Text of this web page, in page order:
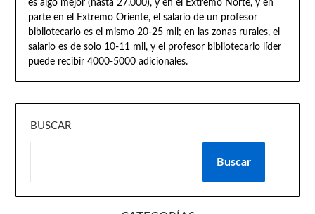
es algo mejor (hasta 27.000), y en el Extremo Norte, y en
parte en el Extremo Oriente, el salario de un profesor
bibliotecario es el mismo 20-25 mil; en las zonas rurales, el
salario es de solo 10-11 mil, y el profesor bibliotecario líder
puede recibir 4000-5000 adicionales.
BUSCAR
Buscar